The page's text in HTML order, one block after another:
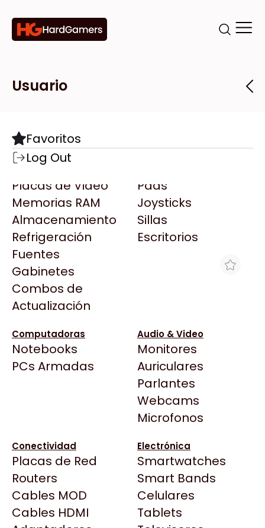
Categorías
Componentes
Motherboards
Microprocesadores
Placas de Video
Memorias RAM
Almacenamiento
Refrigeración
Fuentes
Gabinetes
Combos de
Actualización
Pads
Joysticks
Sillas
Escritorios
Computadoras
Notebooks
PCs Armadas
Audio & Video
Monitores
Auriculares
Parlantes
Webcams
Microfonos
Conectividad
Placas de Red
Routers
Cables MOD
Cables HDMI
Electrónica
Smartwatches
Smart Bands
Celulares
Tablets
Marcas
Todas las Marcas
AMD
AULA
Acer
Adata
AeroCool
Antec
Arkham
Asrock
BenQ
CX
Cooler Master
Deepcool
Dell
EVGA
Gamemax
Genesis
Tiendas
Destacadas
Todas las Tiendas
Click Gaming
Compufan Store
Dinobyte
Full H4rd
Gaming City
Usuario
Favoritos
Log Out
LTO HPE ULTRIUM UNIVERSAL
CLEANING CARTRIDGE
$116.310
Ver producto en la página de Max Tecno